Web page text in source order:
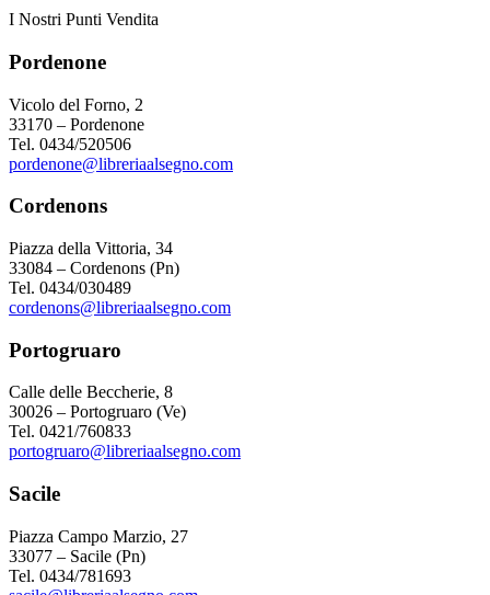
I Nostri Punti Vendita
Pordenone
Vicolo del Forno, 2
33170 – Pordenone
Tel. 0434/520506
pordenone@libreriaalsegno.com
Cordenons
Piazza della Vittoria, 34
33084 – Cordenons (Pn)
Tel. 0434/030489
cordenons@libreriaalsegno.com
Portogruaro
Calle delle Beccherie, 8
30026 – Portogruaro (Ve)
Tel. 0421/760833
portogruaro@libreriaalsegno.com
Sacile
Piazza Campo Marzio, 27
33077 – Sacile (Pn)
Tel. 0434/781693